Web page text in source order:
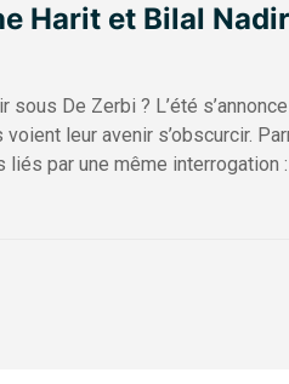
Harit et Bilal
De Zerbi ? L’été
leur avenir s’obscurcir.
par une même interrogation